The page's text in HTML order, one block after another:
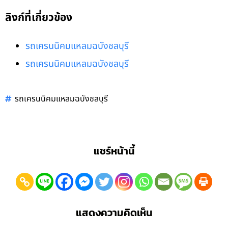
ลิงก์ที่เกี่ยวข้อง
รถเครนนิคมแหลมฉบังชลบุรี
รถเครนนิคมแหลมฉบังชลบุรี
รถเครนนิคมแหลมฉบังชลบุรี
แชร์หน้านี้
แสดงความคิดเห็น